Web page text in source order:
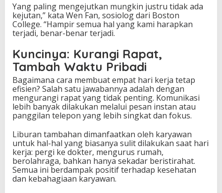
Yang paling mengejutkan mungkin justru tidak ada
kejutan,” kata Wen Fan, sosiolog dari Boston
College. “Hampir semua hal yang kami harapkan
terjadi, benar-benar terjadi.
Kuncinya: Kurangi Rapat,
Tambah Waktu Pribadi
Bagaimana cara membuat empat hari kerja tetap
efisien? Salah satu jawabannya adalah dengan
mengurangi rapat yang tidak penting. Komunikasi
lebih banyak dilakukan melalui pesan instan atau
panggilan telepon yang lebih singkat dan fokus.
Liburan tambahan dimanfaatkan oleh karyawan
untuk hal-hal yang biasanya sulit dilakukan saat hari
kerja: pergi ke dokter, mengurus rumah,
berolahraga, bahkan hanya sekadar beristirahat.
Semua ini berdampak positif terhadap kesehatan
dan kebahagiaan karyawan.